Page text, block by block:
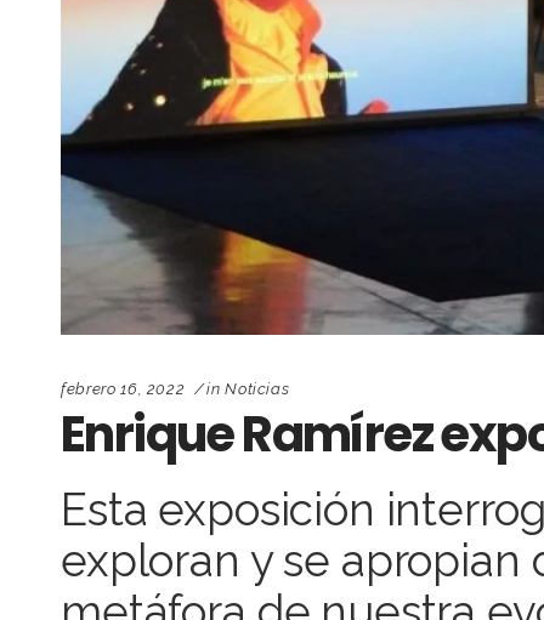
febrero 16, 2022 in Noticias
Enrique Ramírez
Esta exposición
exploran y se apropian